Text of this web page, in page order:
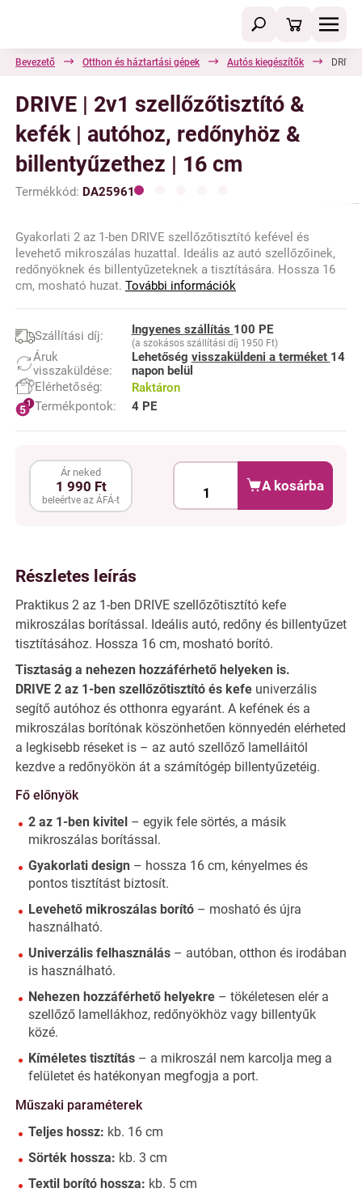
Bevezető Otthon és háztartási gépek Autós kiegészítők
DRIVE | 2v1 szellőzőtisztító &
kefék | autóhoz, redőnyhöz &
billentyűzethez | 16 cm
Termékkód: DA25961
Gyakorlati 2 az 1-ben DRIVE szellőzőtisztító kefével és
levehető mikroszálas huzattal. Ideális az autó szellőzőinek,
redőnyöknek és billentyűzeteknek a tisztítására. Hossza 16
cm, mosható huzat. További információk
Szállítási díj: Ingyenes szállítás 100 PE
(a szokásos szállítási díj 1950 Ft)
Áruk
visszaküldése:
Lehetőség visszaküldeni a terméket 14
napon belül
Elérhetőség:
Raktáron
Termékpontok:
4 PE
Ár neked
1 990 Ft
beleértve az ÁFÁ-t
A kosárba
Részletes leírás
Praktikus 2 az 1-ben DRIVE szellőzőtisztító kefe
mikroszálas borítással. Ideális autó, redőny és billentyűzet
tisztításához. Hossza 16 cm, mosható borító.
Tisztaság a nehezen hozzáférhető helyeken is.
DRIVE 2 az 1-ben szellőzőtisztító és kefe univerzális
segítő autóhoz és otthonra egyaránt. A kefének és a
mikroszálas borítónak köszönhetően könnyedén elérheted
a legkisebb réseket is – az autó szellőző lamelláitól
kezdve a redőnyökön át a számítógép billentyűzetéig.
Fő előnyök
2 az 1-ben kivitel – egyik fele sörtés, a másik
mikroszálas borítással.
Gyakorlati design – hossza 16 cm, kényelmes és
pontos tisztítást biztosít.
Levehető mikroszálas borító – mosható és újra
használható.
Univerzális felhasználás – autóban, otthon és irodában
is használható.
Nehezen hozzáférhető helyekre – tökéletesen elér a
szellőző lamellákhoz, redőnyökhöz vagy billentyűk
közé.
Kíméletes tisztítás – a mikroszál nem karcolja meg a
felületet és hatékonyan megfogja a port.
Műszaki paraméterek
Teljes hossz: kb. 16 cm
Sörték hossza: kb. 3 cm
Textil borító hossza: kb. 5 cm